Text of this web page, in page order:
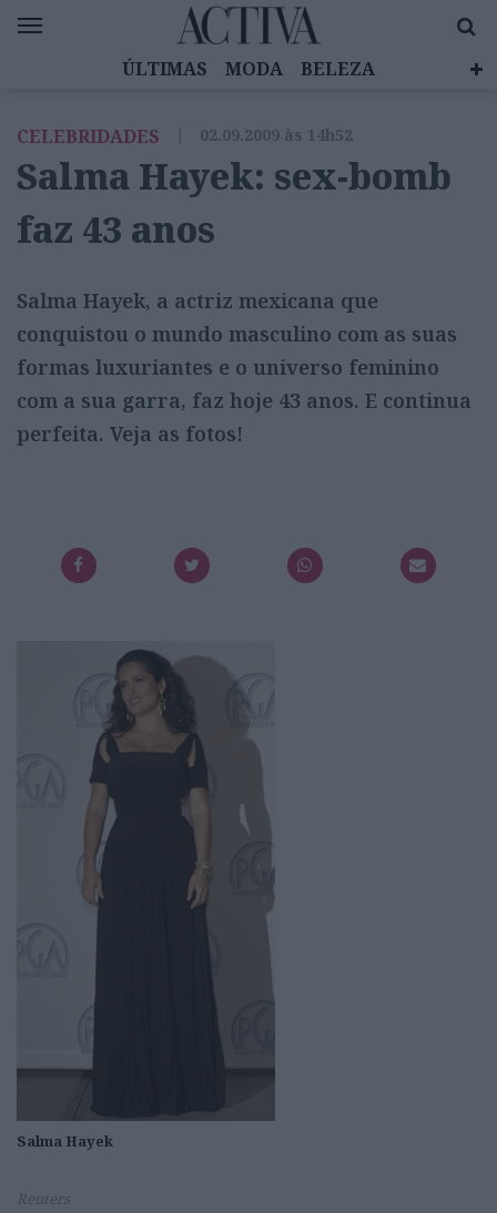
ÚLTIMAS MODA
BELEZA
EMOÇÕES
MULHERES INSPIRADORAS
DIZ QUEM SABE
ACTIVA BRAND STUDIO
CELEBRIDADES | 02.09.2009 às 14h52
Salma Hayek: sex-bomb
faz 43 anos
Salma Hayek, a actriz mexicana que
conquistou o mundo masculino com as suas
formas luxuriantes e o universo feminino
com a sua garra, faz hoje 43 anos. E continua
perfeita. Veja as fotos!
Salma Hayek
Reuters